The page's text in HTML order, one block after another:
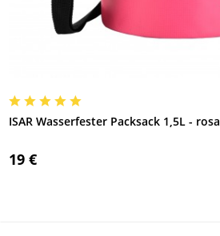
ISAR Wasserfester Packsack 1,5L - rosa
19 €